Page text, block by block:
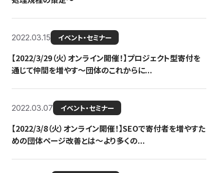
2022.03.15 イベント・セミナー
【2022/3/29（火）オンライン開催！】プロジェクト型寄付を
通じて仲間を増やす～団体のこれからに...
2022.03.07 イベント・セミナー
【2022/3/8（火）オンライン開催！】SEOで寄付者を増やすた
めの団体ページ改善とは～より多くの...